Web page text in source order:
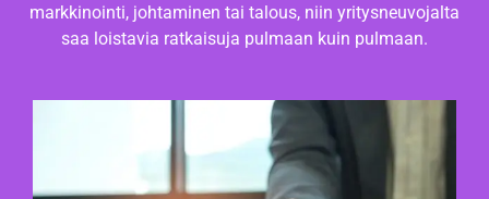
markkinointi, johtaminen tai talous, niin yritysneuvojalta
saa loistavia ratkaisuja pulmaan kuin pulmaan.